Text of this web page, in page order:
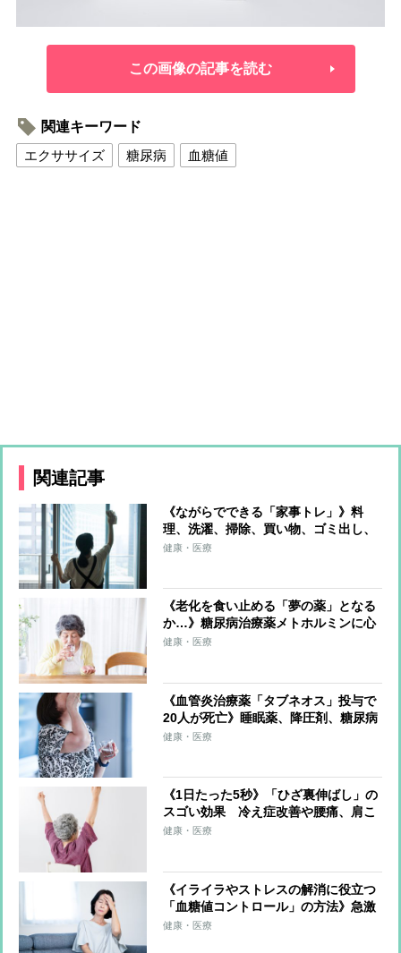
この画像の記事を読む
関連キーワード
エクササイズ
糖尿病 血糖値
関連記事
《ながらでできる「家事トレ」》料
理、洗濯、掃除、買い物、ゴミ出し、
水やり…すべてをエクササイズに！ト
健康・医療
《老化を食い止める「夢の薬」となる
か…》糖尿病治療薬メトホルミンに心
疾患イベントや認知症のリスクを低下
健康・医療
《血管炎治療薬「タブネオス」投与で
20人が死亡》睡眠薬、降圧剤、糖尿病
治療薬、総合感冒薬…注意が必要な処
健康・医療
《1日たった5秒》「ひざ裏伸ばし」の
スゴい効果 冷え症改善や腰痛、肩こ
り、片頭痛の軽減も
健康・医療
《イライラやストレスの解消に役立つ
「血糖値コントロール」の方法》急激
な血糖値の上昇を抑えるには「ベジフ
健康・医療